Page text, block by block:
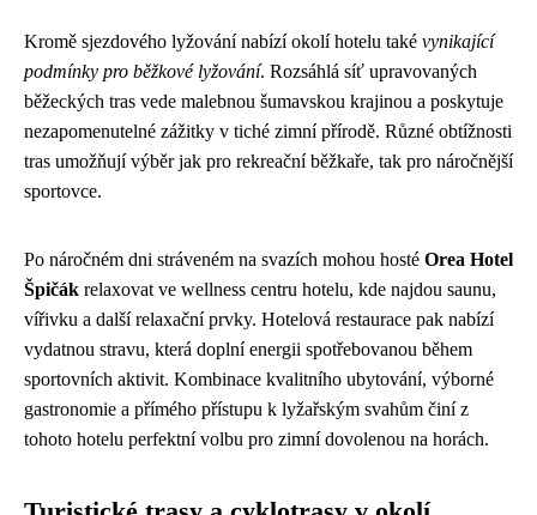
Kromě sjezdového lyžování nabízí okolí hotelu také vynikající
podmínky pro běžkové lyžování. Rozsáhlá síť upravovaných
běžeckých tras vede malebnou šumavskou krajinou a poskytuje
nezapomenutelné zážitky v tiché zimní přírodě. Různé obtížnosti
tras umožňují výběr jak pro rekreační běžkaře, tak pro náročnější
sportovce.
Po náročném dni stráveném na svazích mohou hosté Orea Hotel
Špičák relaxovat ve wellness centru hotelu, kde najdou saunu,
vířivku a další relaxační prvky. Hotelová restaurace pak nabízí
vydatnou stravu, která doplní energii spotřebovanou během
sportovních aktivit. Kombinace kvalitního ubytování, výborné
gastronomie a přímého přístupu k lyžařským svahům činí z
tohoto hotelu perfektní volbu pro zimní dovolenou na horách.